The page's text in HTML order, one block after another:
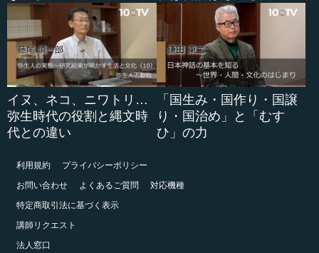
イヌ、ネコ、ニワトリ…
弥生時代の役割と縄文時
代との違い
「国生み・国作り・国譲
り・国治め」と「むす
ひ」の力
利用規約
プライバシーポリシー
お問い合わせ
よくあるご質問
対応機種
特定商取引法に基づく表示
講師リクエスト
法人窓口